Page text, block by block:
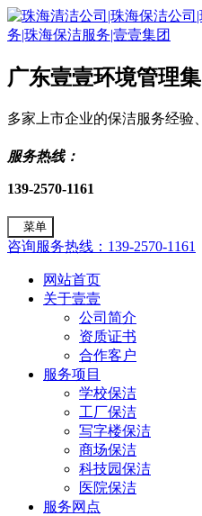
广东壹壹环境管理
多家上市企业的保洁服务经验
服务热线：
139-2570-1161
菜单
咨询服务热线：139-2570-1161
网站首页
关于壹壹
公司简介
资质证书
合作客户
服务项目
学校保洁
工厂保洁
写字楼保洁
商场保洁
科技园保洁
医院保洁
服务网点